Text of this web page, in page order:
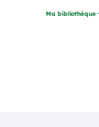
Ma bibliothèque